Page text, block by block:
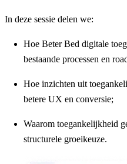
In deze sessie delen we:
Hoe Beter Bed digitale
bestaande processen en
Hoe inzichten uit
betere UX en conversie;
Waarom toegankelijkheid
structurele groeikeuze.